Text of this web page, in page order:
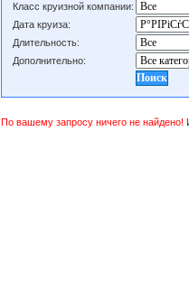
Класс круизной компании:
Дата круиза:
Длительность:
Дополнительно:
По вашему запросу ничего не найдено!